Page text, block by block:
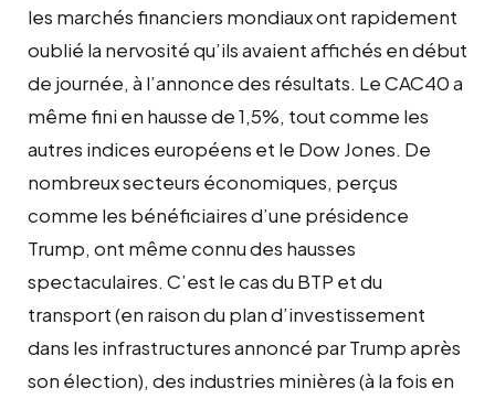
les marchés financiers mondiaux ont rapidement
oublié la nervosité qu’ils avaient affichés en début
de journée, à l’annonce des résultats. Le CAC40 a
même fini en hausse de 1,5%, tout comme les
autres indices européens et le Dow Jones. De
nombreux secteurs économiques, perçus
comme les bénéficiaires d’une présidence
Trump, ont même connu des hausses
spectaculaires. C’est le cas du BTP et du
transport (en raison du plan d’investissement
dans les infrastructures annoncé par Trump après
son élection), des industries minières (à la fois en